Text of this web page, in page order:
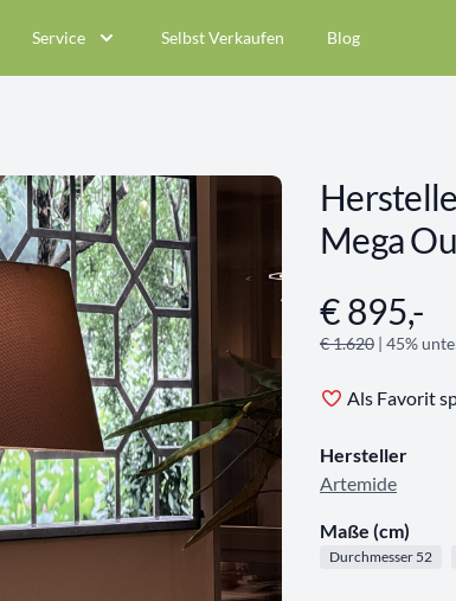
Service Selbst Verkaufen Blog
Mega
€ 895,-
€ 1.620 | 45%
Als Favorit
Hersteller
Artemide
Maße (cm)
Durchmesser 52